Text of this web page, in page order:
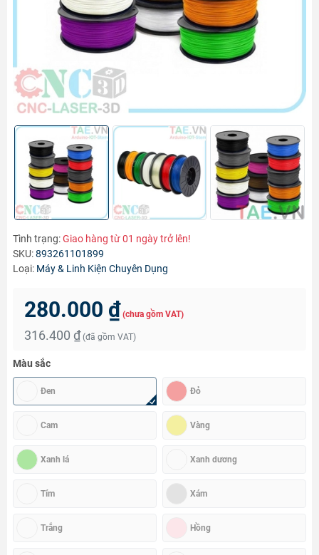
Tình trạng:Giao hàng từ 01 ngày trở lên!
SKU:893261101899
Loại: Máy & Linh Kiện Chuyên Dụng
280.000 ₫ (chưa gồm VAT)
316.400 ₫ (đã gồm VAT)
Màu sắc
Đen Đỏ
Cam Vàng
Xanh lá Xanh dương
Tím Xám
Trắng Hồng